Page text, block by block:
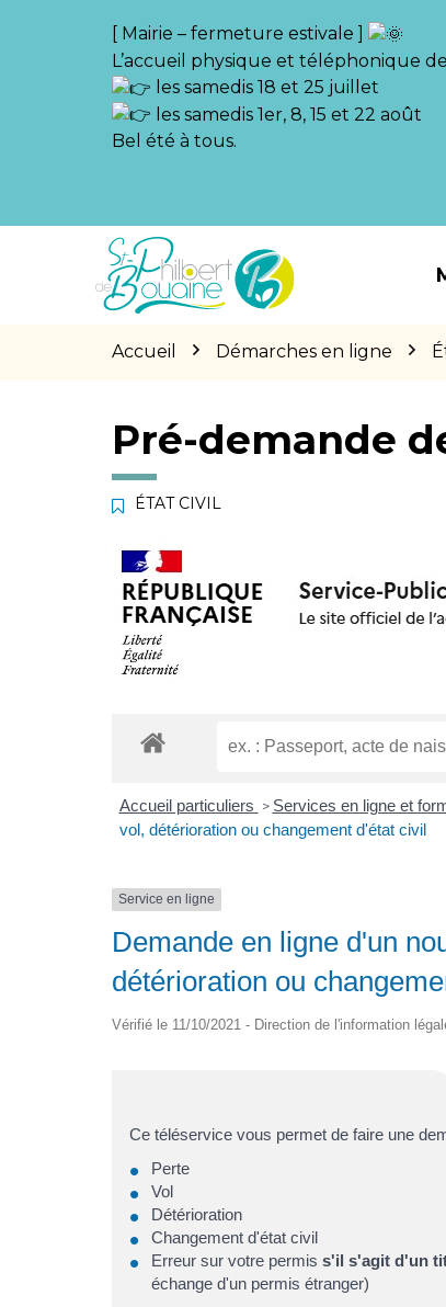
[ Mairie – fermeture estivale ]
L’accueil physique et téléphonique
les samedis 18 et 25 juillet
les samedis 1er, 8, 15 et 22 août
Bel été à tous.
Accueil Démarches en ligne
Pré-demande
ÉTAT CIVIL
Accueil particuliers > Services en ligne et
vol, détérioration ou changement d'état civil
Service en ligne
Demande en ligne d'un
détérioration ou
Vérifié le 11/10/2021 - Direction de l'information
Ce téléservice vous permet de faire une
Perte
Vol
Détérioration
Changement d'état civil
Erreur sur votre permis s'il s'agit d'un
échange d'un permis étranger)